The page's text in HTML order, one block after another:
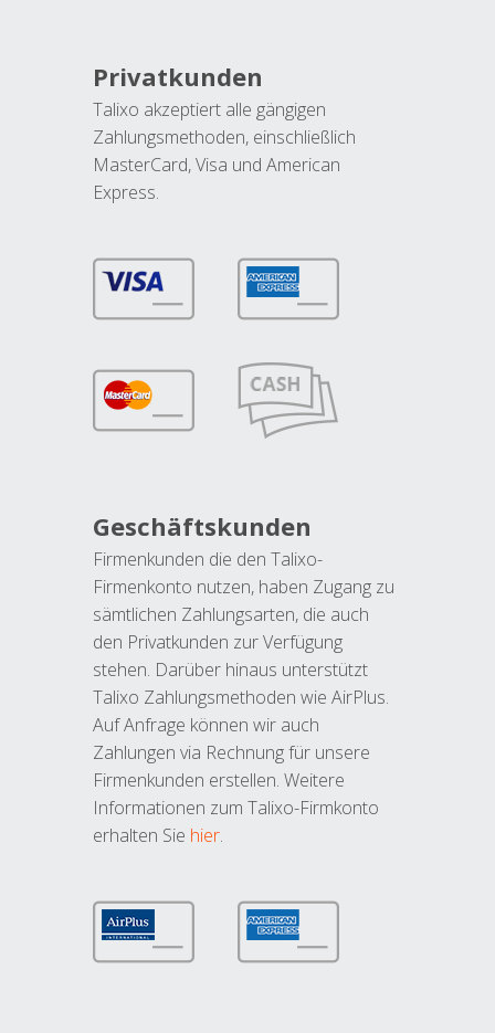
Privatkunden
Talixo akzeptiert alle gängigen
Zahlungsmethoden, einschließlich
MasterCard, Visa und American
Express.
Geschäftskunden
Firmenkunden die den Talixo-
Firmenkonto nutzen, haben Zugang zu
sämtlichen Zahlungsarten, die auch
den Privatkunden zur Verfügung
stehen. Darüber hinaus unterstützt
Talixo Zahlungsmethoden wie AirPlus.
Auf Anfrage können wir auch
Zahlungen via Rechnung für unsere
Firmenkunden erstellen. Weitere
Informationen zum Talixo-Firmkonto
erhalten Sie hier.